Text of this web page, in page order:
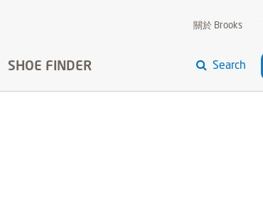
關於 Brooks
SHOE FINDER Search